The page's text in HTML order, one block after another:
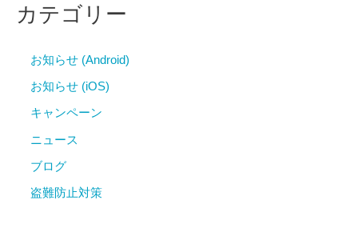
カテゴリー
お知らせ (Android)
お知らせ (iOS)
キャンペーン
ニュース
ブログ
盗難防止対策